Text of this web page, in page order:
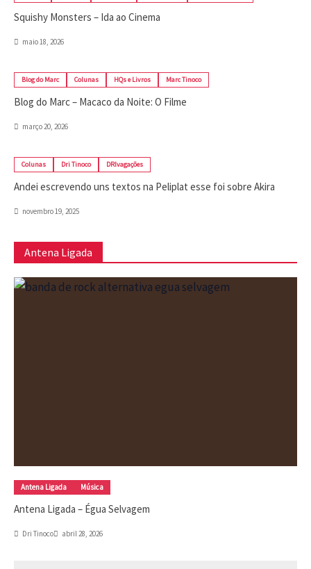
Squishy Monsters – Ida ao Cinema
maio 18, 2026
Blog do Marc Colunas HQs e Livros Marc Tinoco
Blog do Marc – Macaco da Noite: O Filme
março 20, 2026
Colunas Dri Tinoco DRIvagações
Andei escrevendo uns textos na Peliplat esse foi sobre Akira
novembro 19, 2025
Antena Ligada
Antena Ligada Música
Antena Ligada – Égua Selvagem
Dri Tinoco abril 28, 2026